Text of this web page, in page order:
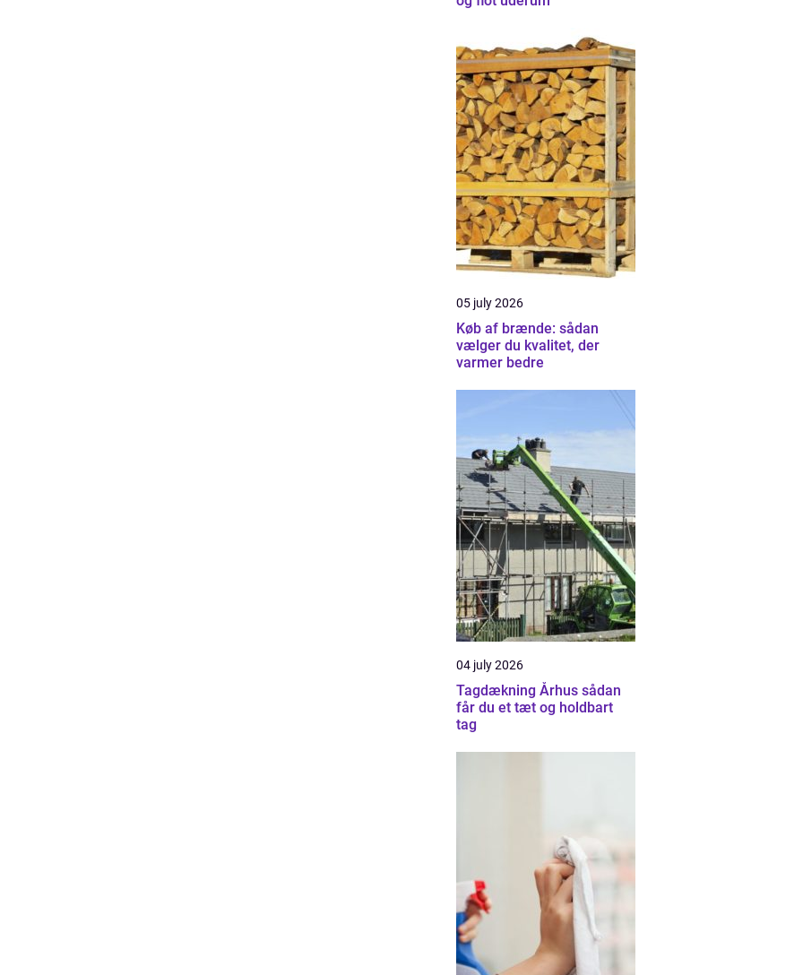
05 july 2026
Køb af brænde: sådan
vælger du kvalitet, der
varmer bedre
04 july 2026
Tagdækning Århus sådan
får du et tæt og holdbart
tag